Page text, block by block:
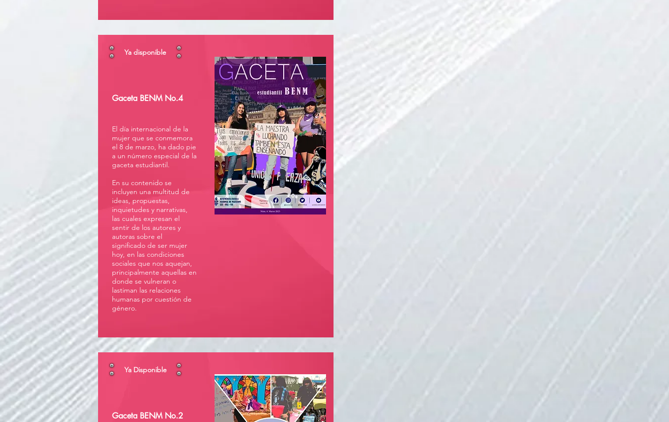
Ya disponible
Gaceta BENM No.4
El día internacional de la
mujer que se conmemora
el 8 de marzo, ha dado pie
a un número especial de la
gaceta estudiantil.
En su contenido se
incluyen una multitud de
ideas, propuestas,
inquietudes y narrativas,
las cuales expresan el
sentir de los autores y
autoras sobre el
significado de ser mujer
hoy, en las condiciones
sociales que nos aquejan,
principalmente aquellas en
donde se vulneran o
lastiman las relaciones
humanas por cuestión de
género.
Ya Disponible
Gaceta BENM No.2